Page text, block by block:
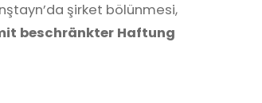
şirket bölünmesi,
beschränkter Haftung